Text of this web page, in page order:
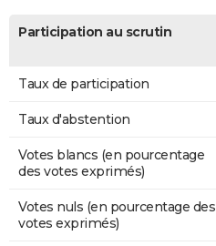
Participation au scrutin
Taux de participation
Taux d'abstention
Votes blancs (en pourcentage
des votes exprimés)
Votes nuls (en pourcentage des
votes exprimés)